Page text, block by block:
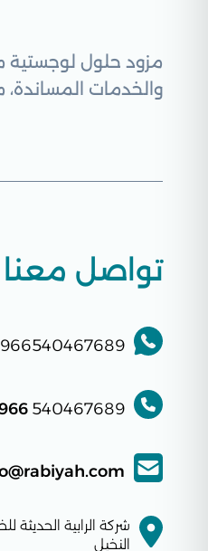
مزود حلول لوجستية
والخدمات المساندة، مع أكثر من 20 عاماً من الخبرة، والتزامنا بالجودة
تواصل معنا
966540467689
540467689
شركة الرابية الحديثة
النخيل